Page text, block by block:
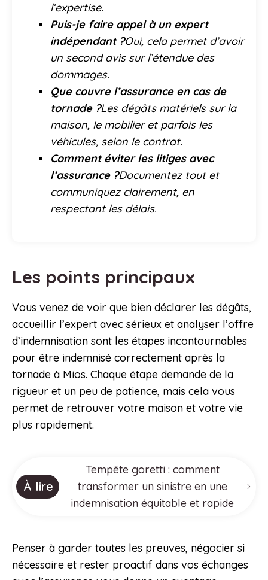
l’expertise.
Puis-je faire appel à un expert
indépendant ?Oui, cela permet d’avoir
un second avis sur l’étendue des
dommages.
Que couvre l’assurance en cas de
tornade ?Les dégâts matériels sur la
maison, le mobilier et parfois les
véhicules, selon le contrat.
Comment éviter les litiges avec
l’assurance ?Documentez tout et
communiquez clairement, en
respectant les délais.
Les points principaux
Vous venez de voir que bien déclarer les dégâts,
accueillir l’expert avec sérieux et analyser l’offre
d’indemnisation sont les étapes incontournables
pour être indemnisé correctement après la
tornade à Mios. Chaque étape demande de la
rigueur et un peu de patience, mais cela vous
permet de retrouver votre maison et votre vie
plus rapidement.
À lire
Tempête goretti : comment
transformer un sinistre en une
indemnisation équitable et rapide
Penser à garder toutes les preuves, négocier si
nécessaire et rester proactif dans vos échanges